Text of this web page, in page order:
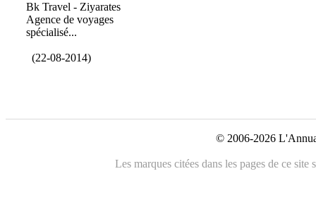
Bk Travel - Ziyarates
Agence de voyages
spécialisé...
(22-08-2014)
© 2006-2026
Les marques citées dans les pages de ce